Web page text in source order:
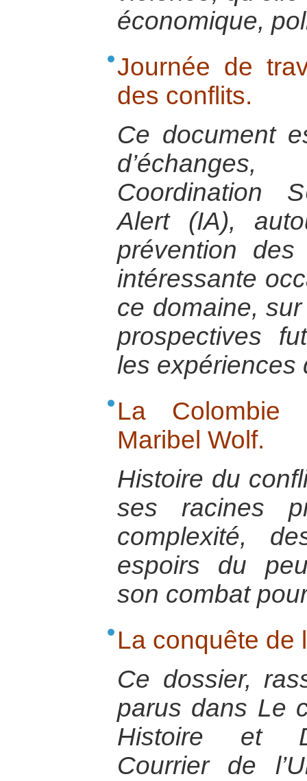
économique,
Journée de
des conflits.
Ce document
Coordination
Alert (IA),
prévention
intéressante
ce domaine,
prospectives
les expériences
La Colombie
Maribel Wolf.
Histoire du
ses racines
complexité,
espoirs du
son combat
La conquête de
Ce dossier,
parus dans Le
Histoire et
Courrier de